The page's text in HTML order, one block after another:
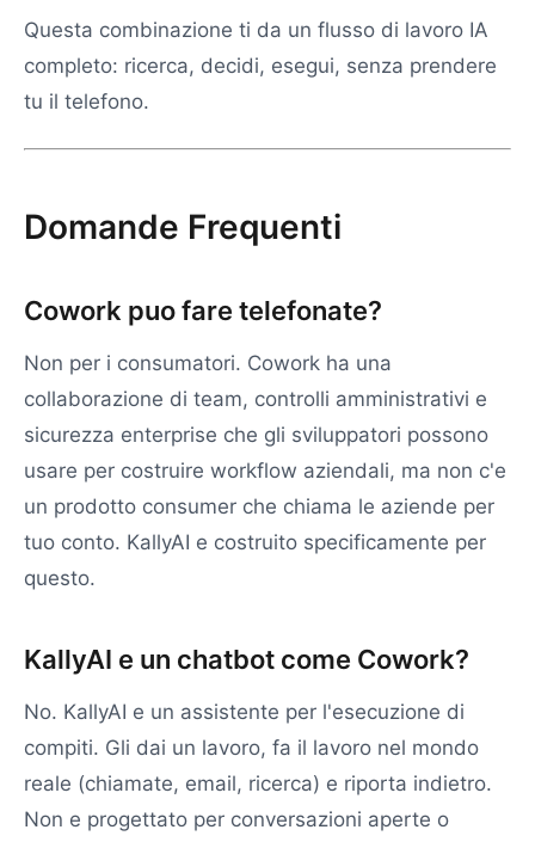
Questa combinazione ti da un flusso di lavoro IA
completo: ricerca, decidi, esegui, senza prendere
tu il telefono.
Domande Frequenti
Cowork puo fare telefonate?
Non per i consumatori. Cowork ha una
collaborazione di team, controlli amministrativi e
sicurezza enterprise che gli sviluppatori possono
usare per costruire workflow aziendali, ma non c'e
un prodotto consumer che chiama le aziende per
tuo conto. KallyAI e costruito specificamente per
questo.
KallyAI e un chatbot come Cowork?
No. KallyAI e un assistente per l'esecuzione di
compiti. Gli dai un lavoro, fa il lavoro nel mondo
reale (chiamate, email, ricerca) e riporta indietro.
Non e progettato per conversazioni aperte o